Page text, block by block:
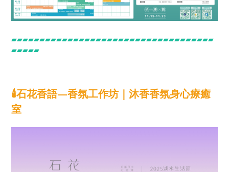
▰▰▰▰▰▰▰▰▰▰▰▰▰▰▰▰▰▰▰▰▰▰▰▰▰▰▰▰▰▰▰▰▰▰▰▰
▰▰▰▰▰
🕯️石花香語—香氛工作坊｜沐香香氛身心療癒
室